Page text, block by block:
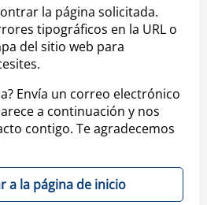
la página solicitada.
tipográficos en la URL o
del sitio web para
Envía un correo electrónico
a continuación y nos
contigo. Te agradecemos
a la página de inicio